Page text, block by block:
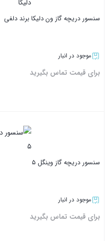
سنسور دریچه گاز ون دلیکا برند دلفی
موجود در انبار
برای قیمت تماس بگیرید
سنسور دریچه گاز وینگل ۵
موجود در انبار
برای قیمت تماس بگیرید